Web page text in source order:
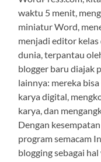
waktu 5 menit,
miniatur Word,
menjadi editor
dunia, terpantau
blogger baru diajak
lainnya: mereka
karya digital,
karya, dan
Dengan
program semacam
blogging sebagai